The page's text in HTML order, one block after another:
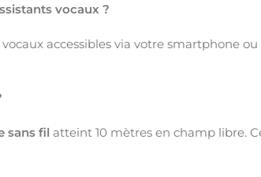
vocaux ?
accessibles via votre smartphone
sans fil atteint 10 mètres en champ libre.